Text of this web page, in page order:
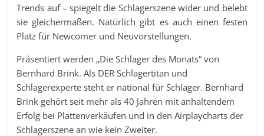
Trends auf – spiegelt die Schlagerszene wider und belebt
sie gleichermaßen. Natürlich gibt es auch einen festen
Platz für Newcomer und Neuvorstellungen.
Präsentiert werden „Die Schlager des Monats“ von
Bernhard Brink. Als DER Schlagertitan und
Schlagerexperte steht er national für Schlager. Bernhard
Brink gehört seit mehr als 40 Jahren mit anhaltendem
Erfolg bei Plattenverkäufen und in den Airplaycharts der
Schlagerszene an wie kein Zweiter.